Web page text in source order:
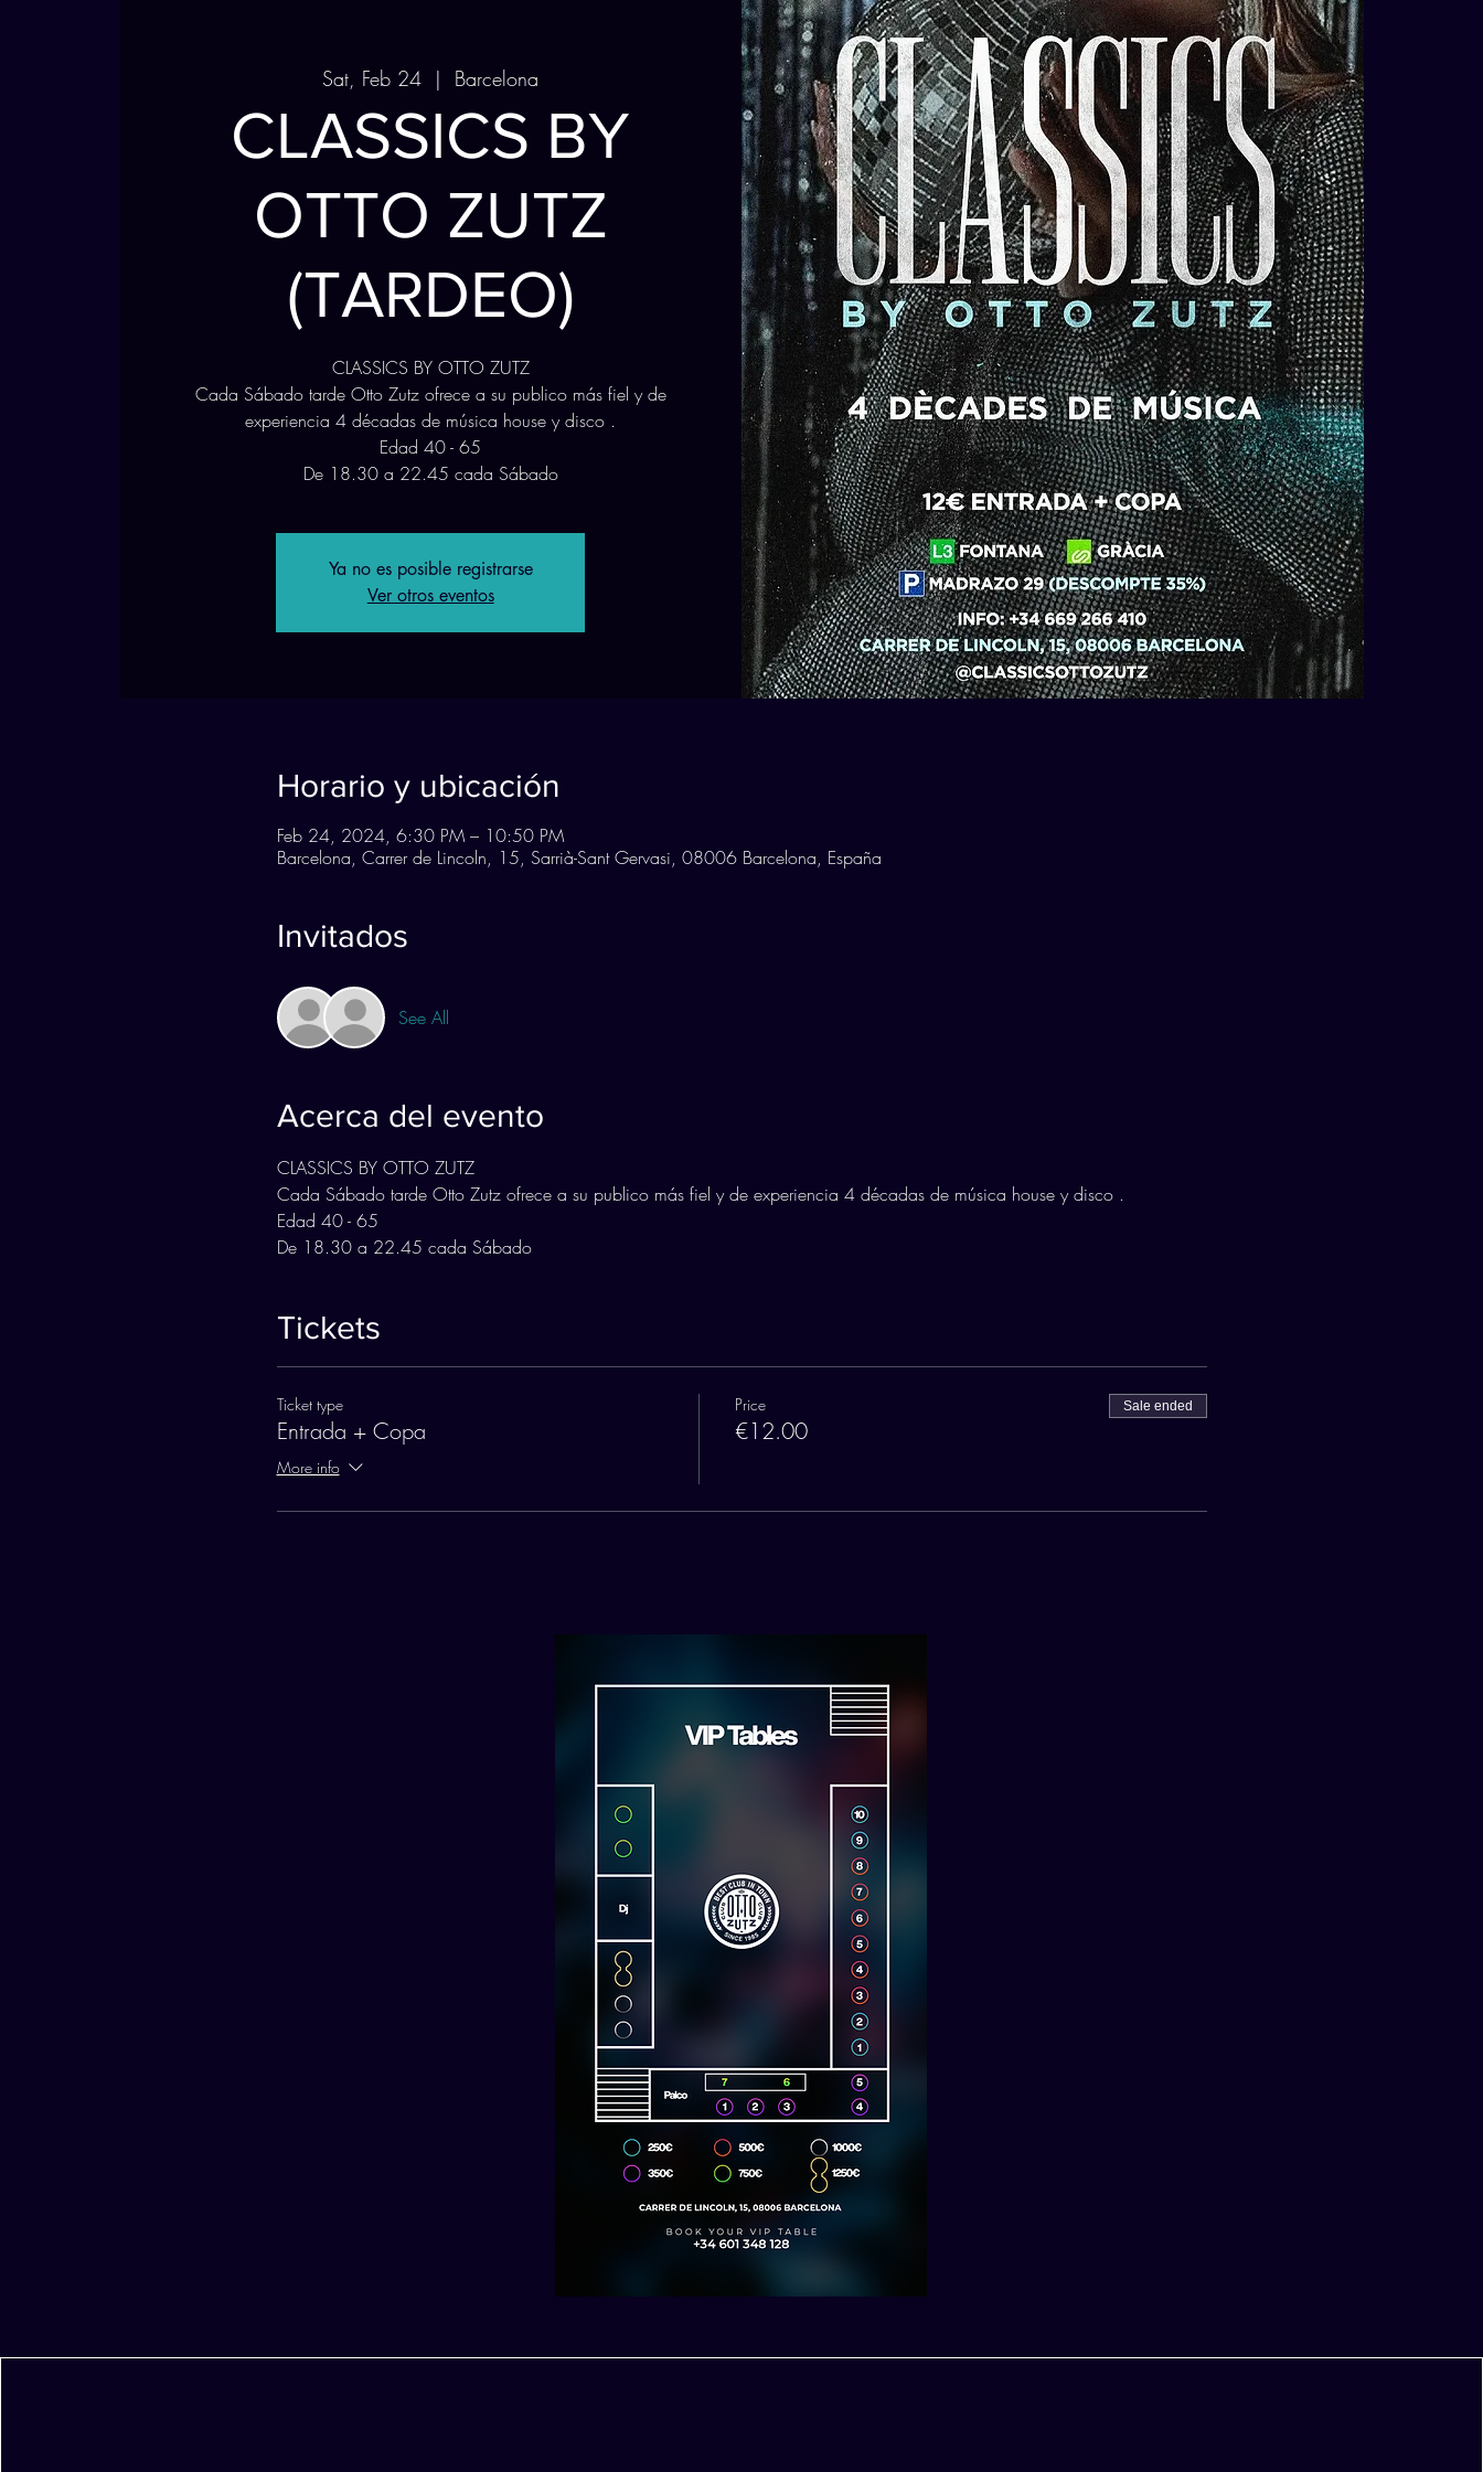
Sat, Feb 24
  |
Barcelona
CLASSICS BY
OTTO ZUTZ
(TARDEO)
CLASSICS BY OTTO ZUTZ
Cada Sábado tarde Otto Zutz ofrece a su publico más fiel y de
experiencia 4 décadas de música house y disco .
Edad 40 - 65
De 18.30 a 22.45 cada Sábado
Ya no es posible registrarse
Ver otros eventos
Horario y ubicación
Feb 24, 2024, 6:30 PM – 10:50 PM
Barcelona, Carrer de Lincoln, 15, Sarrià-Sant Gervasi, 08006 Barcelona, España
Invitados
See All
Acerca del evento
CLASSICS BY OTTO ZUTZ
Cada Sábado tarde Otto Zutz ofrece a su publico más fiel y de experiencia 4 décadas de música house y disco .
Edad 40 - 65
De 18.30 a 22.45 cada Sábado
Tickets
Ticket type
Entrada + Copa
More info
Price
€12.00
Sale ended